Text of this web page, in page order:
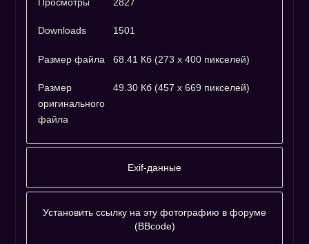
Просмотры 2827
Downloads 1501
Размер файла 68.41 Кб (273 x 400 пикселей)
Размер
оригинального
файла
49.30 Кб (457 x 669 пикселей)
Exif-данные
ФотоБренд
Canon
Установить ссылку на эту фотографию в форуме
(BBcode)